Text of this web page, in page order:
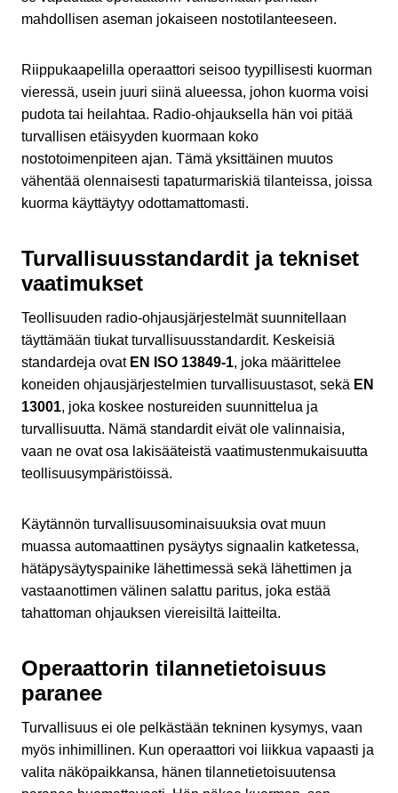
mahdollisen aseman jokaiseen nostotilanteeseen.
Riippukaapelilla operaattori seisoo tyypillisesti kuorman
vieressä, usein juuri siinä alueessa, johon kuorma voisi
pudota tai heilahtaa. Radio-ohjauksella hän voi pitää
turvallisen etäisyyden kuormaan koko
nostotoimenpiteen ajan. Tämä yksittäinen muutos
vähentää olennaisesti tapaturmariskiä tilanteissa, joissa
kuorma käyttäytyy odottamattomasti.
Turvallisuusstandardit ja tekniset
vaatimukset
Teollisuuden radio-ohjausjärjestelmät suunnitellaan
täyttämään tiukat turvallisuusstandardit. Keskeisiä
standardeja ovat EN ISO 13849-1, joka määrittelee
koneiden ohjausjärjestelmien turvallisuustasot, sekä EN
13001, joka koskee nostureiden suunnittelua ja
turvallisuutta. Nämä standardit eivät ole valinnaisia,
vaan ne ovat osa lakisääteistä vaatimustenmukaisuutta
teollisuusympäristöissä.
Käytännön turvallisuusominaisuuksia ovat muun
muassa automaattinen pysäytys signaalin katketessa,
hätäpysäytyspainike lähettimessä sekä lähettimen ja
vastaanottimen välinen salattu paritus, joka estää
tahattoman ohjauksen viereisiltä laitteilta.
Operaattorin tilannetietoisuus
paranee
Turvallisuus ei ole pelkästään tekninen kysymys, vaan
myös inhimillinen. Kun operaattori voi liikkua vapaasti ja
valita näköpaikkansa, hänen tilannetietoisuutensa